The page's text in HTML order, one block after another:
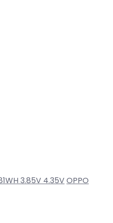
3.85V 4.35VOPPO